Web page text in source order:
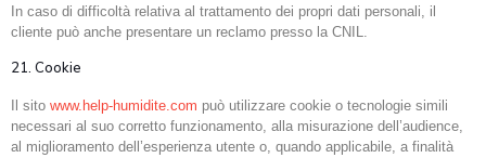
In caso di difficoltà relativa al trattamento dei propri dati personali, il
cliente può anche presentare un reclamo presso la CNIL.
21. Cookie
Il sito www.help-humidite.com può utilizzare cookie o tecnologie simili
necessari al suo corretto funzionamento, alla misurazione dell’audience,
al miglioramento dell’esperienza utente o, quando applicabile, a finalità